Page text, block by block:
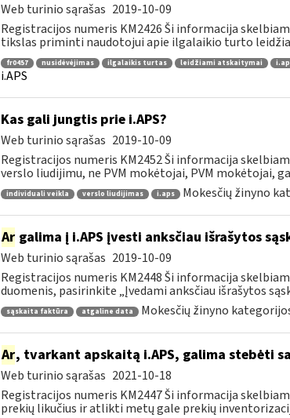
Web turinio sąrašas 2019-10-09
Registracijos numeris KM2426 Ši informacija
tikslas priminti naudotojui apie ilgalaikio turto
fr0457 nusidėvėjimas ilgalaikis turtas leidžiami atskaitymai
i.APS
Kas gali jungtis prie i.APS?
Web turinio sąrašas 2019-10-09
Registracijos numeris KM2452 Ši informacija
verslo liudijimu, ne PVM mokėtojai, PVM mokėtojai,
individuali veikla verslo liudijimas i.aps Mokesčių žinyno
Argalima į i.APS įvesti anksčiau išrašytos
Web turinio sąrašas 2019-10-09
Registracijos numeris KM2448 Ši informacija
duomenis, pasirinkite „Įvedami anksčiau išrašytos
sąskaita faktūra atgaline data Mokesčių žinyno
Ar, tvarkant apskaitą i.APS, galima stebėti
Web turinio sąrašas 2021-10-18
Registracijos numeris KM2447 Ši informacija
prekių likučius ir atlikti metų gale prekių